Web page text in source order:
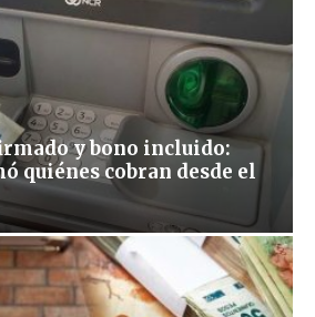
y bono incluido:
quiénes cobran desde el